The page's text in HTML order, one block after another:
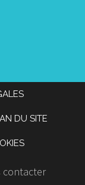
DU SITE
contacter